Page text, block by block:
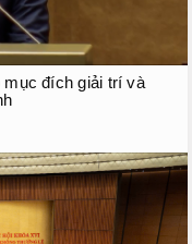
đích giải trí và